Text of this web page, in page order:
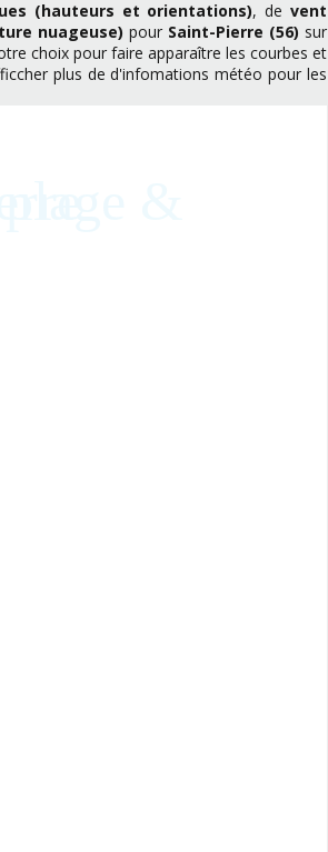
(hauteurs et orientations), devent
nuageuse) pour Saint-Pierre (56) sur
choix pour faire apparaître les courbes et
plus de d'infomations météo pour les